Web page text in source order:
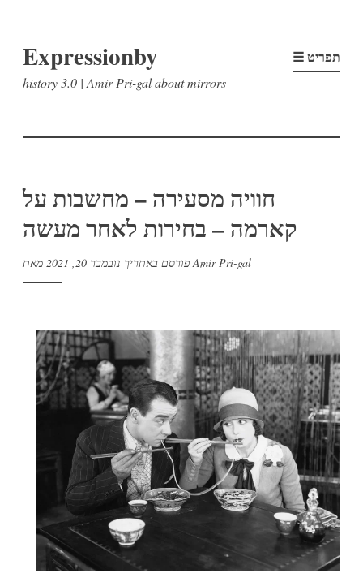
לתוכן
Expressionby
history 3.0 | Amir Pri-gal about mirrors
☰ תפריט
חוויה מסעירה – מחשבות על
קארמה – בחירות לאחר מעשה
פורסם באתריך נובמבר 20, 2021 מאתAmir Pri-gal